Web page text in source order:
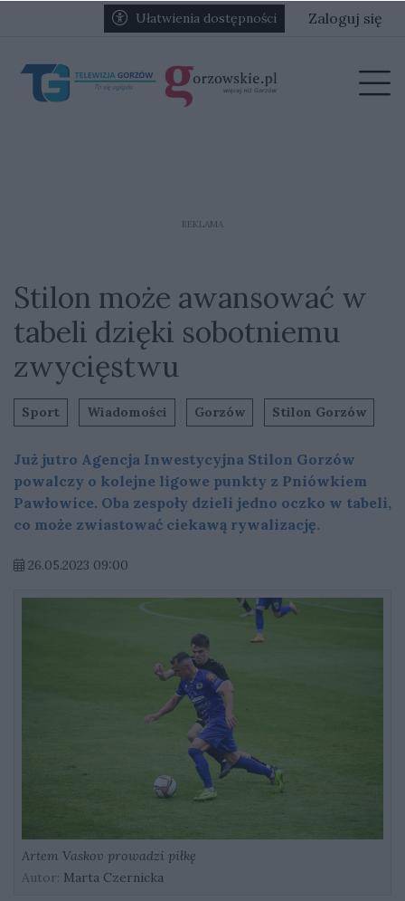
Przejdź do głównych treści
Przejdź do głównego menuUłatwienia dostępności Zaloguj się
REKLAMA
Stilon może awansować w
tabeli dzięki sobotniemu
zwycięstwu
Sport Wiadomości Gorzów Stilon Gorzów
Już jutro Agencja Inwestycyjna Stilon Gorzów
powalczy o kolejne ligowe punkty z Pniówkiem
Pawłowice. Oba zespoły dzieli jedno oczko w tabeli,
co może zwiastować ciekawą rywalizację.
26.05.2023 09:00
Artem Vaskov prowadzi piłkę
Autor: Marta Czernicka